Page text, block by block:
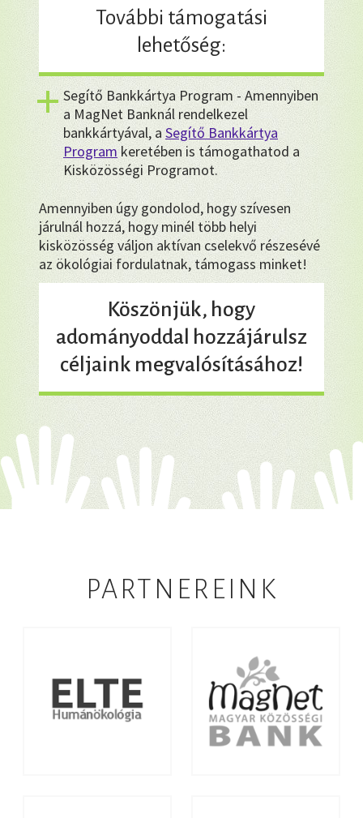
További támogatási
lehetőség:
Segítő Bankkártya Program - Amennyiben
a MagNet Banknál rendelkezel
bankkártyával, aSegítő Bankkártya
Programkeretében is támogathatod a
Kisközösségi Programot.
Amennyiben úgy gondolod, hogy szívesen
járulnál hozzá, hogy minél több helyi
kisközösség váljon aktívan cselekvő részesévé
az ökológiai fordulatnak, támogass minket!
Köszönjük, hogy
adományoddal hozzájárulsz
céljaink megvalósításához!
PARTNEREINK